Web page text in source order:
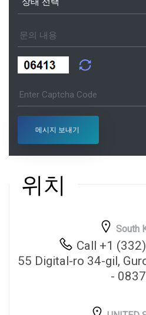
위치
South
Call +1
55 Digital-ro 34-gil,
-